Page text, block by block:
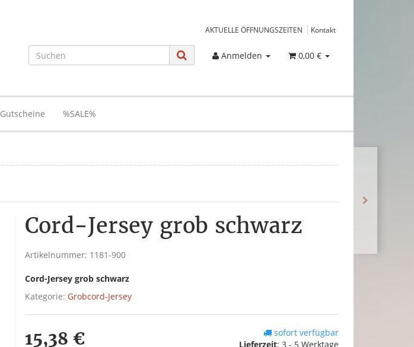
AKTUELLE ÖFFNUNGSZEITEN Kontakt
Anmelden 0,00 €
Gutscheine %SALE%
Cord-Jersey grob schwarz
Artikelnummer: 1181-900
Cord-Jersey grob schwarz
Kategorie: Grobcord-Jersey
15,38 €
sofort verfügbar
Lieferzeit: 3 - 5 Werktage